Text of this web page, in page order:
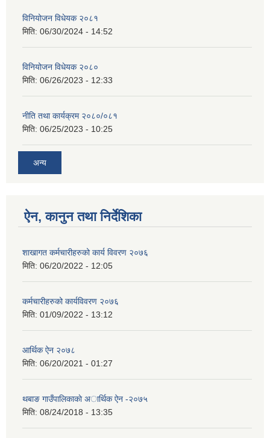
विनियोजन विधेयक २०८१
मिति: 06/30/2024 - 14:52
विनियोजन विधेयक २०८०
मिति: 06/26/2023 - 12:33
नीति तथा कार्यक्रम २०८०/०८१
मिति: 06/25/2023 - 10:25
अन्य
ऐन, कानुन तथा निर्देशिका
शाखागत कर्मचारीहरुको कार्य विवरण २०७६
मिति: 06/20/2022 - 12:05
कर्मचारीहरुको कार्यविवरण २०७६
मिति: 01/09/2022 - 13:12
आर्थिक ऐन २०७८
मिति: 06/20/2021 - 01:27
थबाङ गाउँपालिकाकाे अार्थिक ऐन -२०७५
मिति: 08/24/2018 - 13:35